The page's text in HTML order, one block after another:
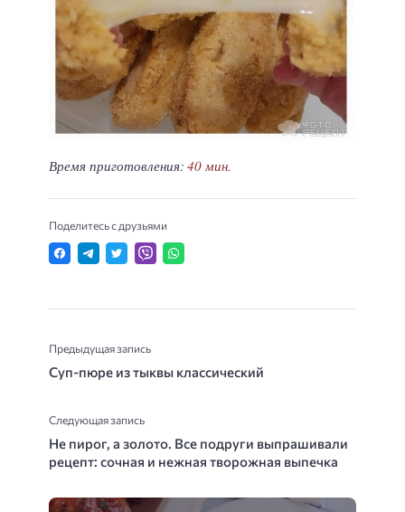
Время приготовления: 40 мин.
Поделитесь с друзьями
Предыдущая запись
Суп-пюре из тыквы классический
Следующая запись
Не пирог, а золото. Все подруги выпрашивали
рецепт: сочная и нежная творожная выпечка